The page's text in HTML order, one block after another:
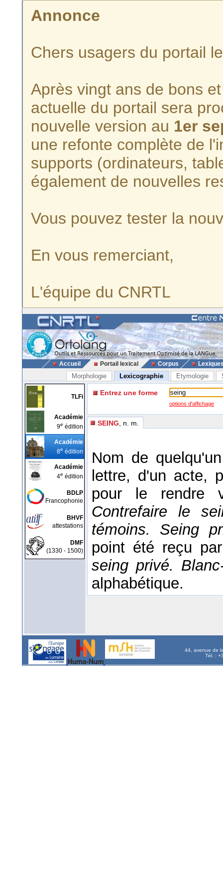
Annonce
Chers usagers du portail
Après vingt ans de bons
actuelle du portail sera
nouvelle version au 1er
une refonte complète de
supports (ordinateurs,
également de nouvelles
Vous pouvez tester la
En vous remerciant,
L'équipe du CNRTL
Accueil Portail lexical Corpus
Morphologie Lexicographie Etymologie
TLFi
Académie
9e édition
Académie
8e édition
Académie
4e édition
BDLP
Francophonie
BHVF
attestations
DMF
(1330 - 1500)
Entrez une forme
options d'affichage
SEING , n. m.
Nom de
lettre, d'un acte,
pour le rendre
Contrefaire le
témoins. Seing
point été reçu
seing privé.
alphabétique.
44, avenue de
Tél. :